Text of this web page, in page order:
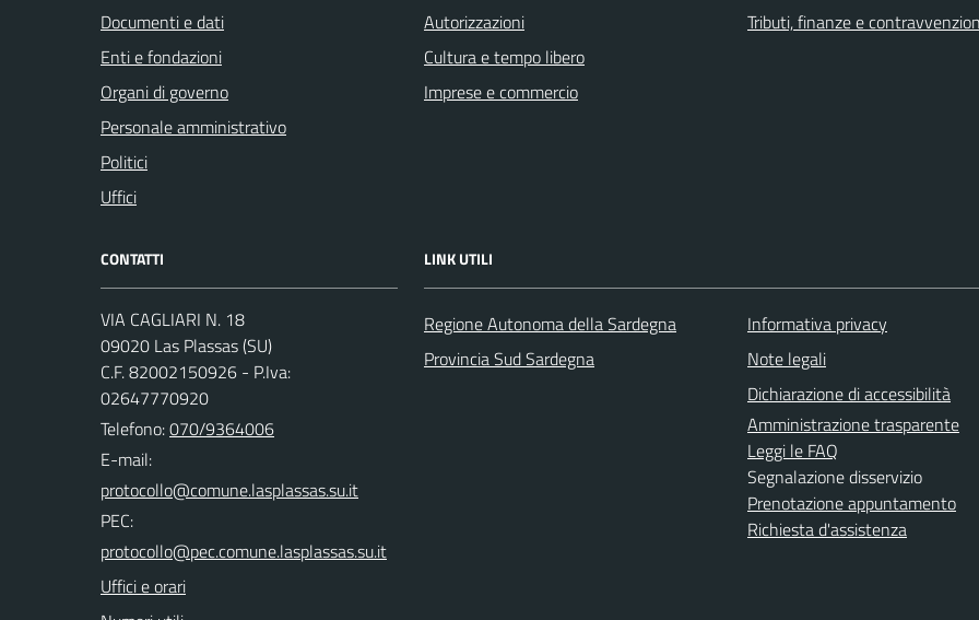
Documenti e dati
Enti e fondazioni
Organi di governo
Personale amministrativo
Politici
Uffici
Autorizzazioni
Cultura e tempo libero
Imprese e commercio
Tributi, finanze e
CONTATTI
VIA CAGLIARI N. 18
09020 Las Plassas (SU)
C.F. 82002150926 - P.Iva:
02647770920
Telefono:070/9364006
E-mail:
PEC:
Uffici e orari
LINK UTILI
Regione Autonoma della Sardegna
Provincia Sud Sardegna
Informativa privacy
Note legali
Dichiarazione di accessibilità
Amministrazione trasparente
Leggi le FAQ
Segnalazione disservizio
Prenotazione appuntamento
Richiesta d'assistenza